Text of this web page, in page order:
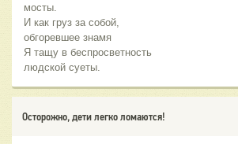
мосты.
И как груз за собой,
обгоревшее знамя
Я тащу в беспросветность
людской суеты.
Осторожно, дети легко ломаются!